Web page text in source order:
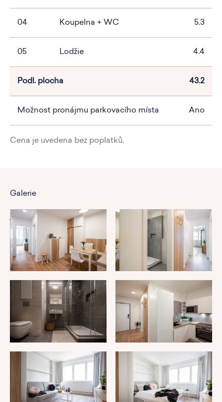
04 Koupelna + WC 5.3
05 Lodžie 4.4
Podl. plocha 43.2
Možnost pronájmu parkovacího místa Ano
Cena je uvedena bez poplatků.
Galerie